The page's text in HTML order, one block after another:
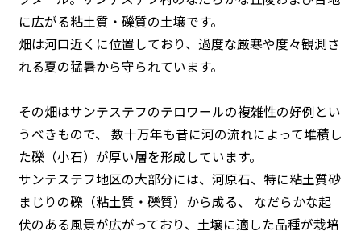
に広がる粘土質・礫質の土壌です。
畑は河口近くに位置しており、過度な厳寒や度々観測さ
れる夏の猛暑から守られています。
その畑はサンテステフのテロワールの複雑性の好例とい
うべきもので、 数十万年も昔に河の流れによって堆積し
た礫（小石）が厚い層を形成しています。
サンテステフ地区の大部分には、河原石、特に粘土質砂
まじりの礫（粘土質・礫質）から成る、 なだらかな起
伏のある風景が広がっており、土壌に適した品種が栽培